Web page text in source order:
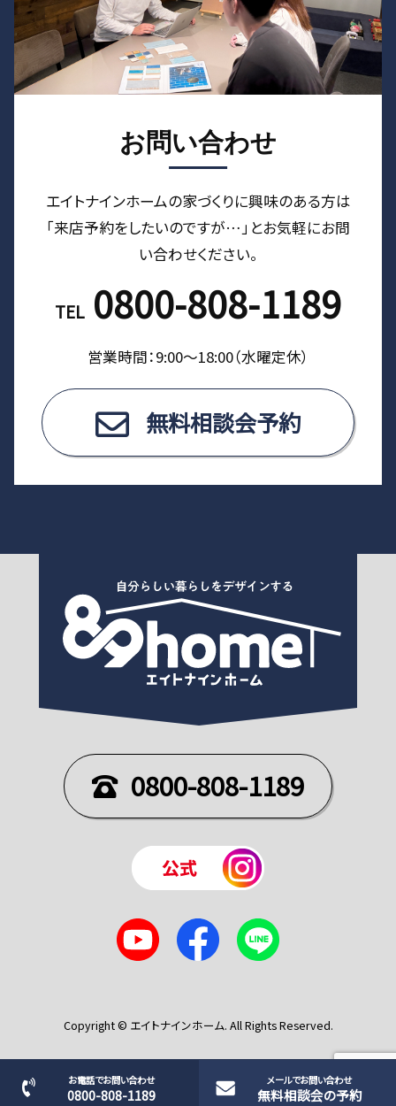
お問い合わせ
エイトナインホームの家づくりに興味のある⽅は
「来店予約をしたいのですが…」とお気軽にお問
い合わせください。
TEL 0800-808-1189
営業時間：9:00〜18:00（⽔曜定休）
無料相談会予約
0800-808-1189
Copyright © エイトナインホーム. All Rights Reserved.
お電話でお問い合わせ
0800-808-1189
メールでお問い合わせ
無料相談会の予約